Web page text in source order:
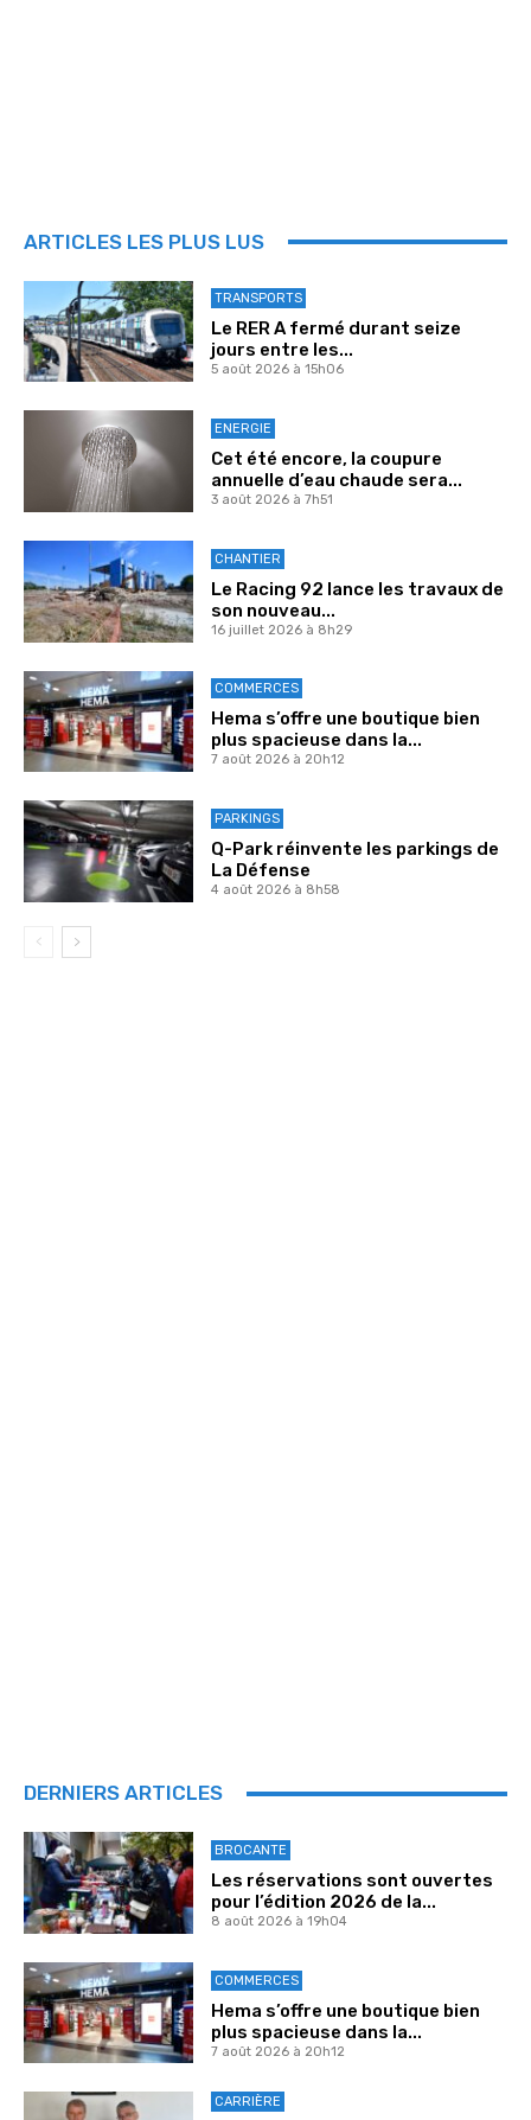
ARTICLES LES PLUS LUS
TRANSPORTS
Le RER A fermé durant seize
jours entre les...
5 août 2026 à 15h06
ENERGIE
Cet été encore, la coupure
annuelle d’eau chaude sera...
3 août 2026 à 7h51
CHANTIER
Le Racing 92 lance les travaux de
son nouveau...
16 juillet 2026 à 8h29
COMMERCES
Hema s’offre une boutique bien
plus spacieuse dans la...
7 août 2026 à 20h12
PARKINGS
Q-Park réinvente les parkings de
La Défense
4 août 2026 à 8h58
DERNIERS ARTICLES
BROCANTE
Les réservations sont ouvertes
pour l’édition 2026 de la...
8 août 2026 à 19h04
COMMERCES
Hema s’offre une boutique bien
plus spacieuse dans la...
7 août 2026 à 20h12
CARRIÈRE